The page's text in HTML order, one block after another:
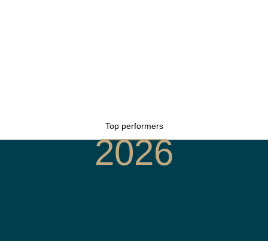
Top performers
2026